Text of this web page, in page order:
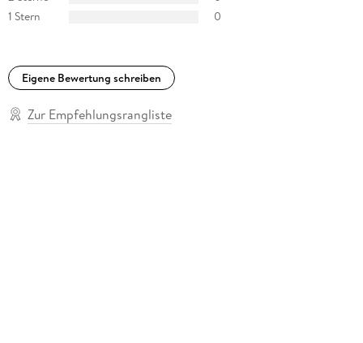
1 Stern
0
Eigene Bewertung schreiben
Zur Empfehlungsrangliste